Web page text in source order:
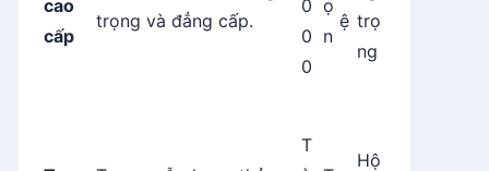
cao
cấp
trọng và đẳng cấp.
0
0
0
ọ
n
ệ trọ
ng
T
Hộ